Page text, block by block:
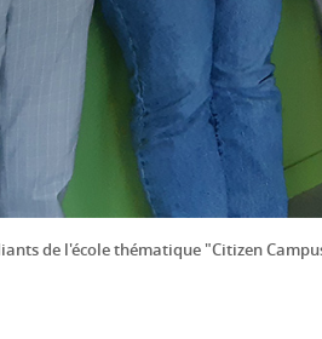
de l'école thématique "Citizen